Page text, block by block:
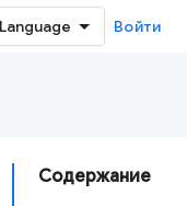
Войти
Содержание